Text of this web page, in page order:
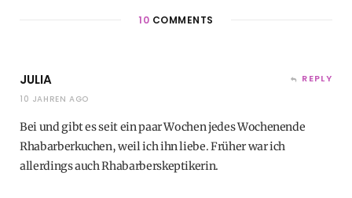
10 COMMENTS
JULIA
10 JAHREN AGO
REPLY
Bei und gibt es seit ein paar Wochen jedes Wochenende
Rhabarberkuchen, weil ich ihn liebe. Früher war ich
allerdings auch Rhabarberskeptikerin.